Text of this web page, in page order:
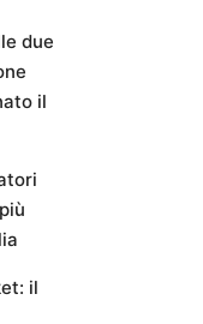
due
il
il